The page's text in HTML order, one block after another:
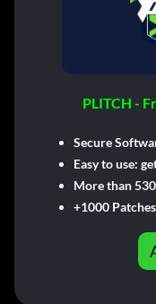
PLITCH -
Secure
Easy to use:
More than
+1000